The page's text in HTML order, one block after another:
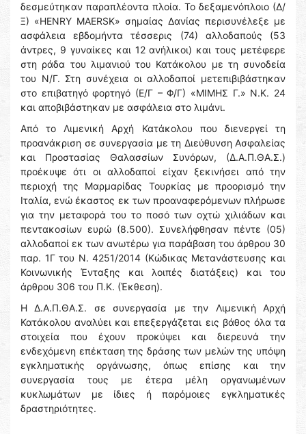
δεσμεύτηκαν παραπλέοντα πλοία. Το δεξαμενόπλοιο (Δ/
Ξ) «HENRY MAERSK» σημαίας Δανίας περισυνέλεξε με
ασφάλεια εβδομήντα τέσσερις (74) αλλοδαπούς (53
άντρες, 9 γυναίκες και 12 ανήλικοι) και τους μετέφερε
στη ράδα του λιμανιού του Κατάκολου με τη συνοδεία
του Ν/Γ. Στη συνέχεια οι αλλοδαποί μετεπιβιβάστηκαν
στο επιβατηγό φορτηγό (Ε/Γ – Φ/Γ) «ΜΙΜΗΣ Γ.» Ν.Κ. 24
και αποβιβάστηκαν με ασφάλεια στο λιμάνι.
Από το Λιμενική Αρχή Κατάκολου που διενεργεί τη
προανάκριση σε συνεργασία με τη Διεύθυνση Ασφαλείας
και Προστασίας Θαλασσίων Συνόρων, (Δ.Α.Π.ΘΑ.Σ.)
προέκυψε ότι οι αλλοδαποί είχαν ξεκινήσει από την
περιοχή της Μαρμαρίδας Τουρκίας με προορισμό την
Ιταλία, ενώ έκαστος εκ των προαναφερόμενων πλήρωσε
για την μεταφορά του το ποσό των οχτώ χιλιάδων και
πεντακοσίων ευρώ (8.500). Συνελήφθησαν πέντε (05)
αλλοδαποί εκ των ανωτέρω για παράβαση του άρθρου 30
παρ. 1Γ του Ν. 4251/2014 (Κώδικας Μετανάστευσης και
Κοινωνικής Ένταξης και λοιπές διατάξεις) και του
άρθρου 306 του Π.Κ. (Έκθεση).
Η Δ.Α.Π.ΘΑ.Σ. σε συνεργασία με την Λιμενική Αρχή
Κατάκολου αναλύει και επεξεργάζεται εις βάθος όλα τα
στοιχεία που έχουν προκύψει και διερευνά την
ενδεχόμενη επέκταση της δράσης των μελών της υπόψη
εγκληματικής οργάνωσης, όπως επίσης και την
συνεργασία τους με έτερα μέλη οργανωμένων
κυκλωμάτων με ίδιες ή παρόμοιες εγκληματικές
δραστηριότητες.